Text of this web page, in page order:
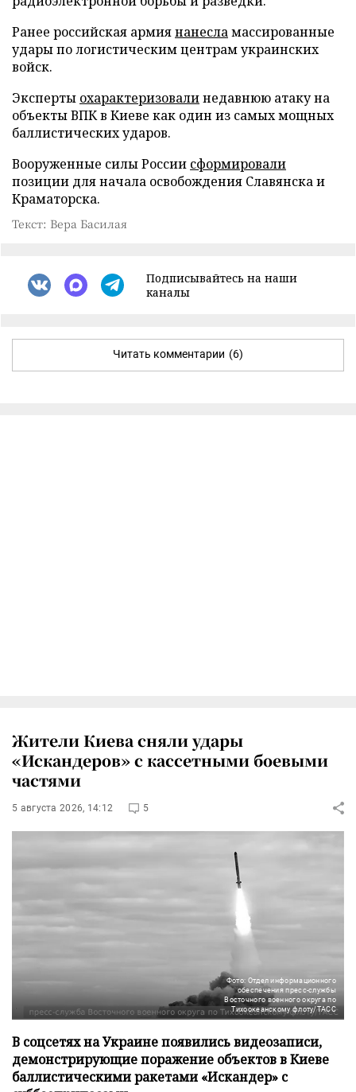
Ранее российская армиянанесламассированные
удары по логистическим центрам украинских
войск.
Эксперты охарактеризовалинедавнюю атаку на
объекты ВПК в Киеве как один из самых мощных
баллистических ударов.
Вооруженные силы России сформировали
позиции для начала освобождения Славянска и
Краматорска.
Текст: Вера Басилая
Подписывайтесь на наши
каналы
Читать комментарии (6)
Жители Киева сняли удары
«Искандеров» с кассетными боевыми
частями
5 августа 2026, 14:12 5
Фото: Отдел информационного
обеспечения пресс-службы
Восточного военного округа по
Тихоокеанскому флоту/ТАСС
В соцсетях на Украине появились видеозаписи,
демонстрирующие поражение объектов в Киеве
баллистическими ракетами «Искандер» с